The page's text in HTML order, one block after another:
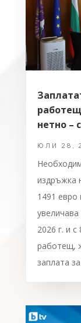
нетно –
ЮЛИ 28,
издръжка
1491 евро
2026 г. и
работещ,
заплата